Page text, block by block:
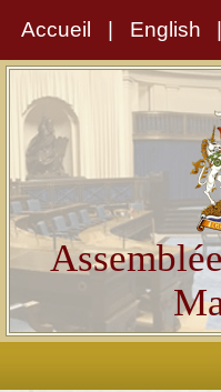
Accueil English